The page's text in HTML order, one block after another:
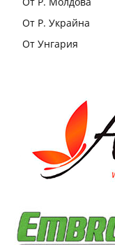
От Р. Украйна
От Унгария